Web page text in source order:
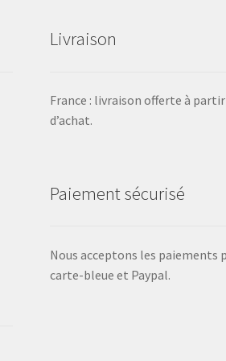
Livraison
France : livraison offerte à partir
d’achat.
Paiement sécurisé
Nous acceptons les paiements
carte-bleue et Paypal.